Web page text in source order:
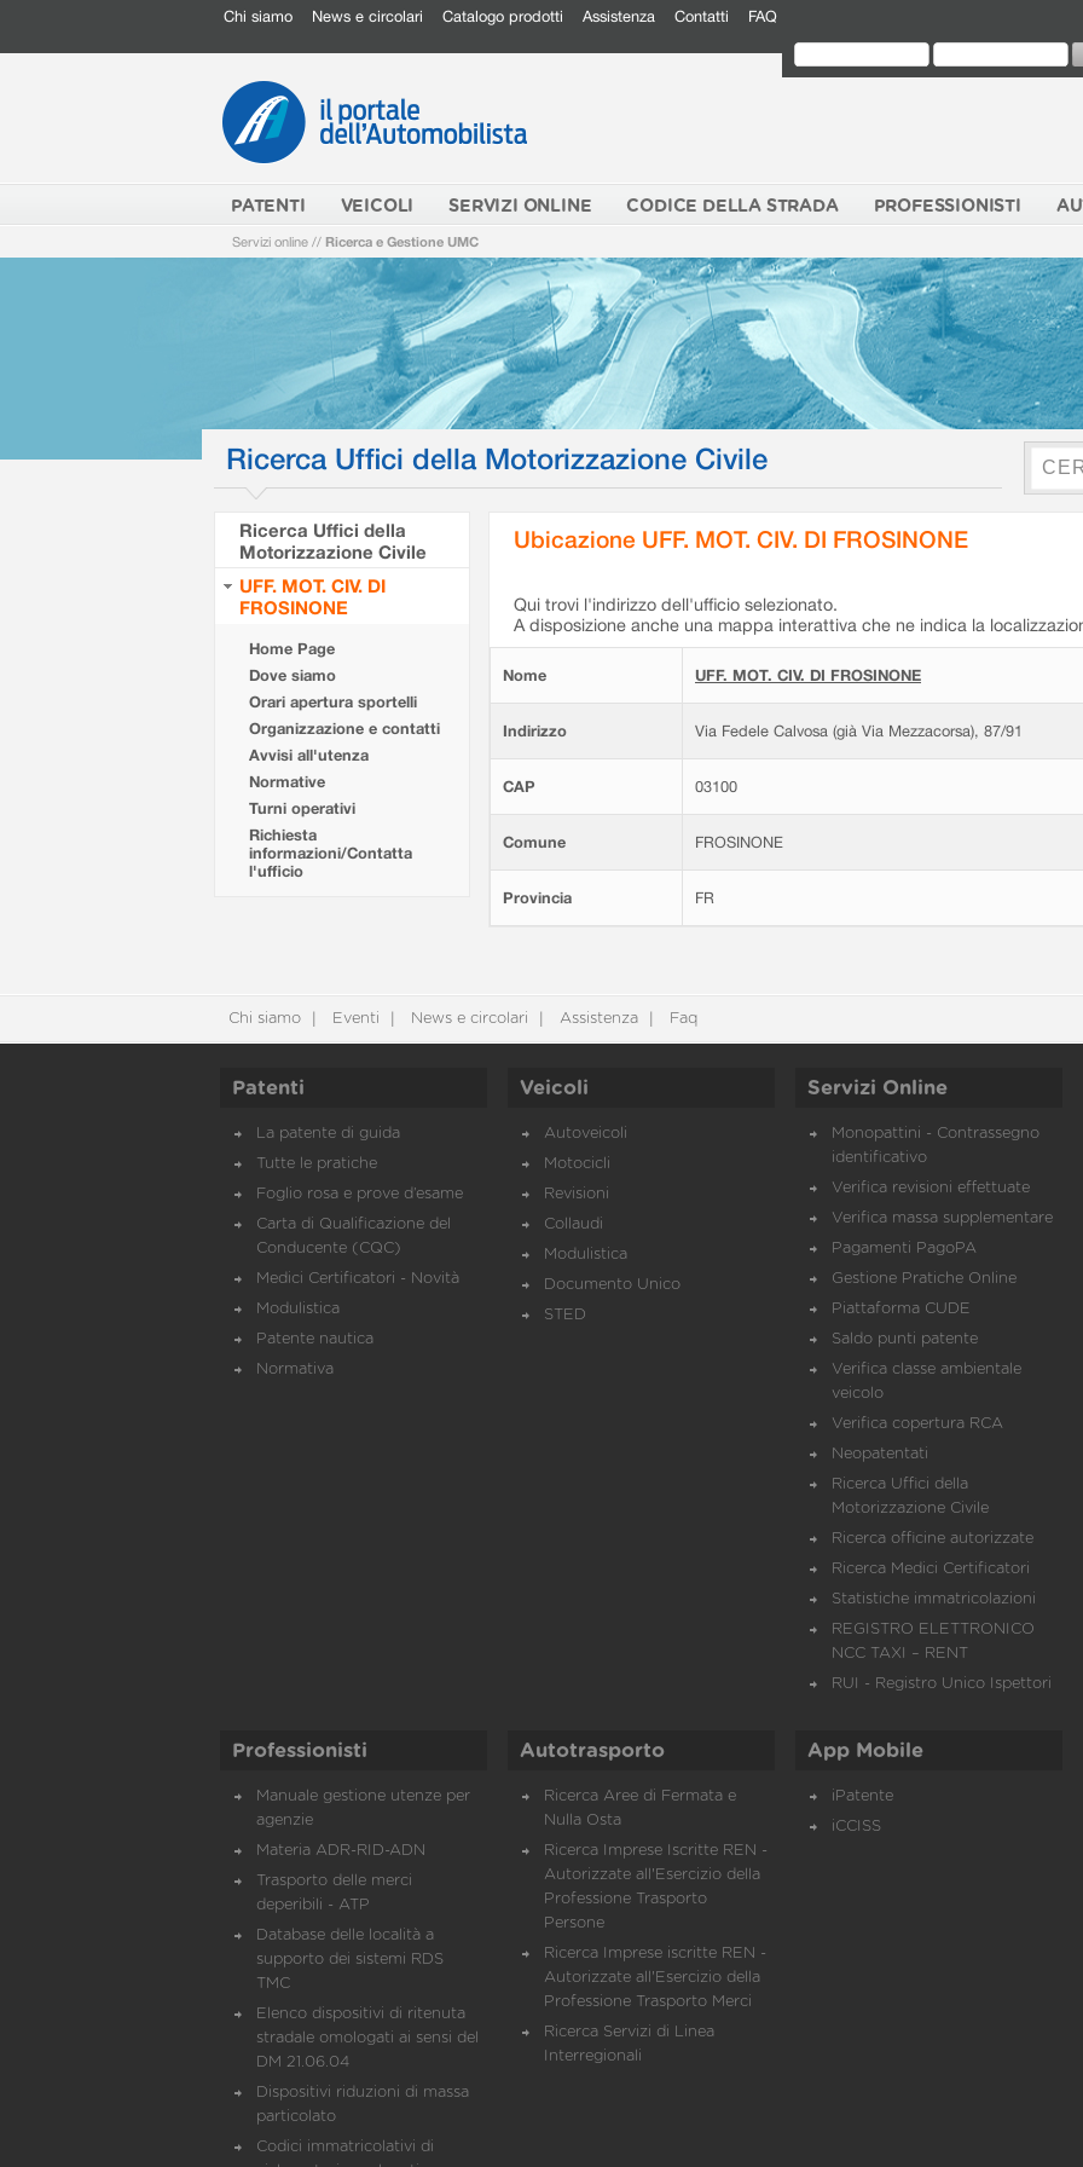
Chi siamo News e circolari Catalogo prodotti Assistenza Contatti FAQ
PATENTI VEICOLI SERVIZI ONLINE CODICE DELLA STRADA PROFESSIONISTI
Servizi online // Ricerca e Gestione UMC
Ricerca Uffici della Motorizzazione Civile
Ricerca Uffici della
Motorizzazione Civile
UFF. MOT. CIV. DI
FROSINONE
Home Page
Dove siamo
Orari apertura sportelli
Organizzazione e contatti
Avvisi all'utenza
Normative
Turni operativi
Richiesta
informazioni/Contatta
l'ufficio
Ubicazione UFF. MOT. CIV. DI FROSINONE
Qui trovi l'indirizzo dell'ufficio selezionato.
A disposizione anche una mappa interattiva che ne indica la
Nome UFF. MOT. CIV. DI FROSINONE
Indirizzo Via Fedele Calvosa (già Via Mezzacorsa), 87/91
CAP 03100
Comune FROSINONE
Provincia FR
Chi siamo Eventi News e circolari Assistenza Faq
Patenti
La patente di guida
Tutte le pratiche
Foglio rosa e prove d’esame
Carta di Qualificazione del
Conducente (CQC)
Medici Certificatori - Novità
Modulistica
Patente nautica
Normativa
Veicoli
Autoveicoli
Motocicli
Revisioni
Collaudi
Modulistica
Documento Unico
STED
Servizi Online
Monopattini - Contrassegno
identificativo
Verifica revisioni effettuate
Verifica massa supplementare
Pagamenti PagoPA
Gestione Pratiche Online
Piattaforma CUDE
Saldo punti patente
Verifica classe ambientale
veicolo
Verifica copertura RCA
Neopatentati
Ricerca Uffici della
Motorizzazione Civile
Ricerca officine autorizzate
Ricerca Medici Certificatori
Statistiche immatricolazioni
REGISTRO ELETTRONICO
NCC TAXI – RENT
RUI - Registro Unico Ispettori
Professionisti
Manuale gestione utenze per
agenzie
Materia ADR-RID-ADN
Trasporto delle merci
deperibili - ATP
Database delle località a
supporto dei sistemi RDS
TMC
Elenco dispositivi di ritenuta
stradale omologati ai sensi del
DM 21.06.04
Dispositivi riduzioni di massa
particolato
Codici immatricolativi di
Autotrasporto
Ricerca Aree di Fermata e
Nulla Osta
Ricerca Imprese Iscritte REN -
Autorizzate all'Esercizio della
Professione Trasporto
Persone
Ricerca Imprese iscritte REN -
Autorizzate all'Esercizio della
Professione Trasporto Merci
Ricerca Servizi di Linea
Interregionali
App Mobile
iPatente
iCCISS